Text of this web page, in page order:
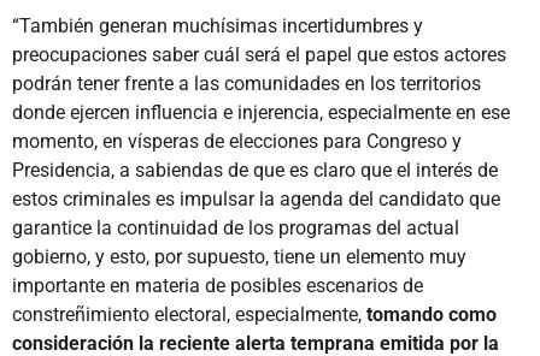
“También generan muchísimas incertidumbres y
preocupaciones saber cuál será el papel que estos actores
podrán tener frente a las comunidades en los territorios
donde ejercen influencia e injerencia, especialmente en ese
momento, en vísperas de elecciones para Congreso y
Presidencia, a sabiendas de que es claro que el interés de
estos criminales es impulsar la agenda del candidato que
garantice la continuidad de los programas del actual
gobierno, y esto, por supuesto, tiene un elemento muy
importante en materia de posibles escenarios de
constreñimiento electoral, especialmente, tomando como
consideración la reciente alerta temprana emitida por la